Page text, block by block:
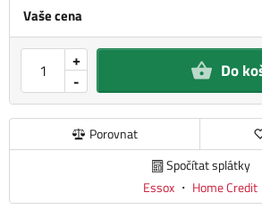
Vaše cena
-
+ Do
Porovnat
Spočítat splátky
Essox ・ Home Credit